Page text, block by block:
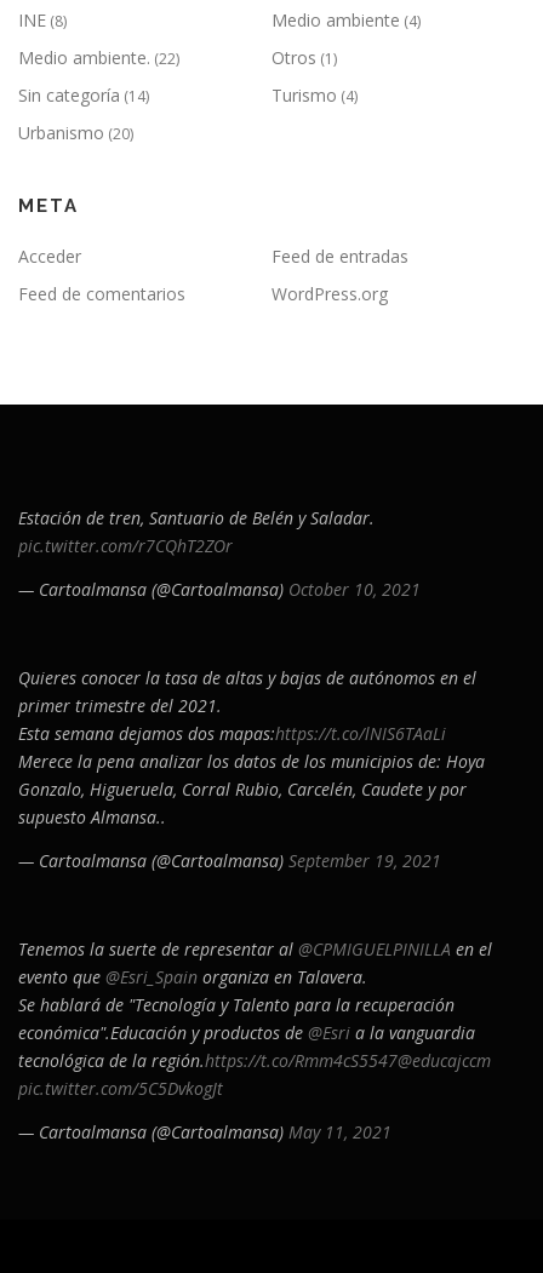
INE (8) Medio ambiente (4)
Medio ambiente. (22) Otros (1)
Sin categoría (14) Turismo (4)
Urbanismo (20)
META
Acceder
Feed de entradas
Feed de comentarios
WordPress.org
Estación de tren, Santuario de Belén y Saladar.
pic.twitter.com/r7CQhT2ZOr
— Cartoalmansa (@Cartoalmansa) October 10, 2021
Quieres conocer la tasa de altas y bajas de autónomos en el
primer trimestre del 2021.
Esta semana dejamos dos mapas:https://t.co/lNIS6TAaLi
Merece la pena analizar los datos de los municipios de: Hoya
Gonzalo, Higueruela, Corral Rubio, Carcelén, Caudete y por
supuesto Almansa..
— Cartoalmansa (@Cartoalmansa) September 19, 2021
Tenemos la suerte de representar al @CPMIGUELPINILLA en el
evento que @Esri_Spain organiza en Talavera.
Se hablará de "Tecnología y Talento para la recuperación
económica".Educación y productos de @Esri a la vanguardia
tecnológica de la región.https://t.co/Rmm4cS5547@educajccm
pic.twitter.com/5C5DvkogJt
— Cartoalmansa (@Cartoalmansa) May 11, 2021